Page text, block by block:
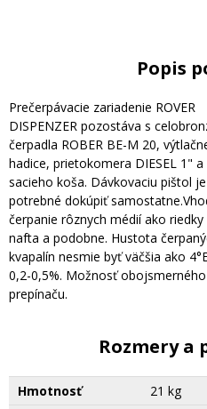
Popis
Prečerpávacie zariadenie ROVER
DISPENZER pozostáva s
čerpadla ROBER BE-M 20,
hadice, prietokomera DIESEL 1" a
sacieho koša. Dávkovaciu pištol je
potrebné dokúpiť
čerpanie rôznych médií ako riedky
nafta a podobne. Hustota
kvapalín nesmie byť väčšia ako
0,2-0,5%. Možnosť
prepínaču.
Rozmery a
Hmotnosť
21 kg